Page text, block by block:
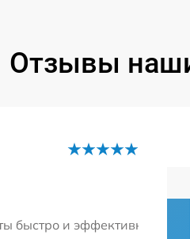
Отзывы
быстро и эффективно